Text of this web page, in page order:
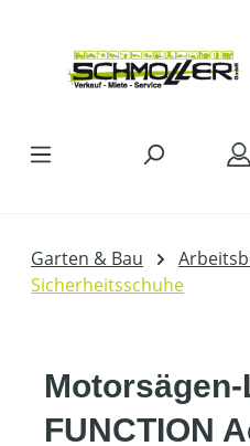
Garten & Bau
Sicherheitsschuhe
FUNCTION